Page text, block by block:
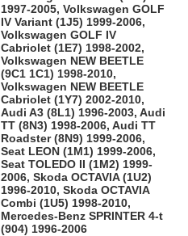
1997-2005, Volkswagen GOLF
IV Variant (1J5) 1999-2006,
Volkswagen GOLF IV
Cabriolet (1E7) 1998-2002,
Volkswagen NEW BEETLE
(9C1 1C1) 1998-2010,
Volkswagen NEW BEETLE
Cabriolet (1Y7) 2002-2010,
Audi A3 (8L1) 1996-2003, Audi
TT (8N3) 1998-2006, Audi TT
Roadster (8N9) 1999-2006,
Seat LEON (1M1) 1999-2006,
Seat TOLEDO II (1M2) 1999-
2006, Skoda OCTAVIA (1U2)
1996-2010, Skoda OCTAVIA
Combi (1U5) 1998-2010,
Mercedes-Benz SPRINTER 4-t
(904) 1996-2006